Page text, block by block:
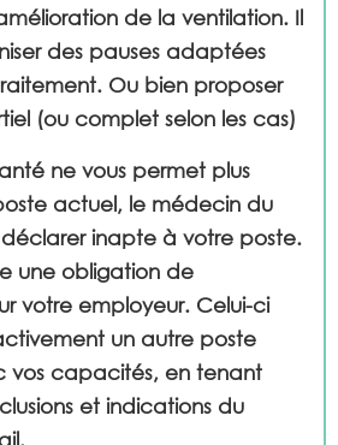
de la ventilation. Il
des pauses adaptées
Ou bien proposer
(ou complet selon les cas)
ne vous permet plus
actuel, le médecin du
inapte à votre poste.
une obligation de
votre employeur. Celui-ci
un autre poste
vos capacités, en tenant
et indications du